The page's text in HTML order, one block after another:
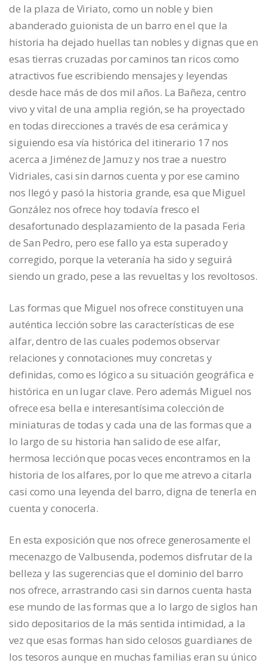
de la plaza de Viriato, como un noble y bien
abanderado guionista de un barro en el que la
historia ha dejado huellas tan nobles y dignas que en
esas tierras cruzadas por caminos tan ricos como
atractivos fue escribiendo mensajes y leyendas
desde hace más de dos mil años. La Bañeza, centro
vivo y vital de una amplia región, se ha proyectado
en todas direcciones a través de esa cerámica y
siguiendo esa vía histórica del itinerario 17 nos
acerca a Jiménez de Jamuz y nos trae a nuestro
Vidriales, casi sin darnos cuenta y por ese camino
nos llegó y pasó la historia grande, esa que Miguel
González nos ofrece hoy todavía fresco el
desafortunado desplazamiento de la pasada Feria
de San Pedro, pero ese fallo ya esta superado y
corregido, porque la veteranía ha sido y seguirá
siendo un grado, pese a las revueltas y los revoltosos.
Las formas que Miguel nos ofrece constituyen una
auténtica lección sobre las características de ese
alfar, dentro de las cuales podemos observar
relaciones y connotaciones muy concretas y
definidas, como es lógico a su situación geográfica e
histórica en un lugar clave. Pero además Miguel nos
ofrece esa bella e interesantísima colección de
miniaturas de todas y cada una de las formas que a
lo largo de su historia han salido de ese alfar,
hermosa lección que pocas veces encontramos en la
historia de los alfares, por lo que me atrevo a citarla
casi como una leyenda del barro, digna de tenerla en
cuenta y conocerla.
En esta exposición que nos ofrece generosamente el
mecenazgo de Valbusenda, podemos disfrutar de la
belleza y las sugerencias que el dominio del barro
nos ofrece, arrastrando casi sin darnos cuenta hasta
ese mundo de las formas que a lo largo de siglos han
sido depositarios de la más sentida intimidad, a la
vez que esas formas han sido celosos guardianes de
los tesoros aunque en muchas familias eran su único